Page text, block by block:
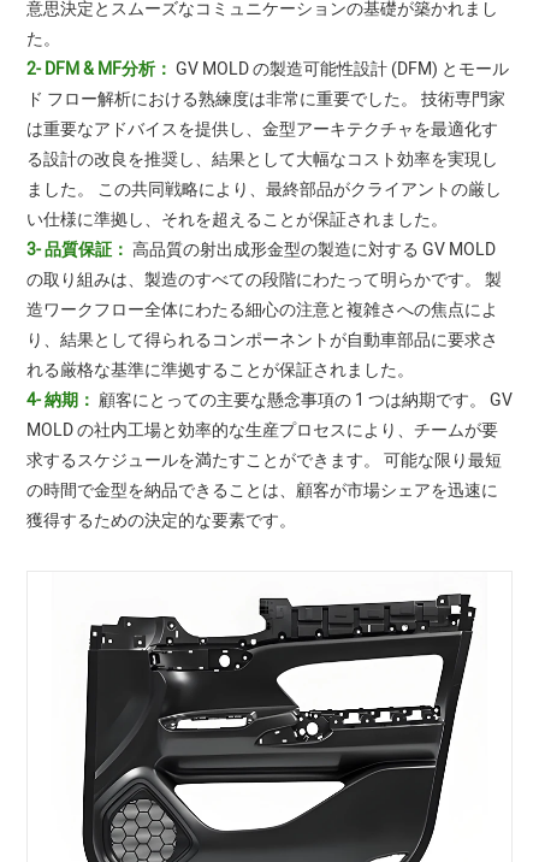
意思決定とスムーズなコミュニケーションの基礎が築かれまし
た。
2- DFM & MF分析： GV MOLD の製造可能性設計 (DFM) とモール
ド フロー解析における熟練度は非常に重要でした。 技術専門家
は重要なアドバイスを提供し、金型アーキテクチャを最適化す
る設計の改良を推奨し、結果として大幅なコスト効率を実現し
ました。 この共同戦略により、最終部品がクライアントの厳し
い仕様に準拠し、それを超えることが保証されました。
3- 品質保証： 高品質の射出成形金型の製造に対する GV MOLD
の取り組みは、製造のすべての段階にわたって明らかです。 製
造ワークフロー全体にわたる細心の注意と複雑さへの焦点によ
り、結果として得られるコンポーネントが自動車部品に要求さ
れる厳格な基準に準拠することが保証されました。
4- 納期： 顧客にとっての主要な懸念事項の 1 つは納期です。 GV
MOLD の社内工場と効率的な生産プロセスにより、チームが要
求するスケジュールを満たすことができます。 可能な限り最短
の時間で金型を納品できることは、顧客が市場シェアを迅速に
獲得するための決定的な要素です。